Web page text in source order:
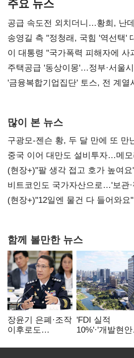
공급 속도전 외치더니…황희, 난
리모델링' 제안
송영길 측 "정청래, 국힘 '역선택'
총선 지휘 못해"
이 대통령 "국가폭력 피해자에
진실 밝혀야"
주택공급 '동상이몽'…정부·서울
'금융복합기업집단' 토스, 전 계열
많이 본 뉴스
구광모-젠슨 황, 두 달 만에 또 만
중국 이어 대만도 설비투자…메모
(현장+)"팔 생각 접고 호가 높여
20억 키맞추기
비트코인도 국가자산으로…'보관·
숙제
(현장+)"12일엔 물건 다 들어와
함께 볼만한 뉴스
장윤기 은폐·조작
이후로도
내부비위…경찰
'FDI 실적
10%'·'개발현안
인천경제청장